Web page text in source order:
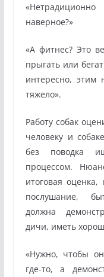
наверное?»
«А фитнес? Это
прыгать или
интересно, этим
тяжело».
Работу собак
человеку и
без поводка
процессом.
итоговая
послушание,
должна
дичи, иметь
«Нужно, чтобы
где-то, а